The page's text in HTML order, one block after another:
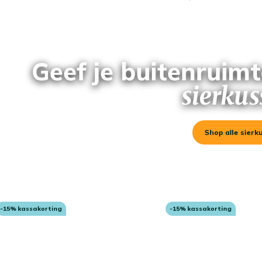
Geef je
Shop alle
-15% kassakorting -15% kassakorting